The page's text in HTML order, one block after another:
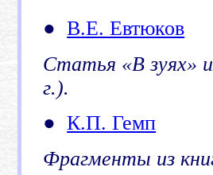
●В.Е. Евтюков
Статья «В зуях»
г.).
●К.П. Гемп
Фрагменты из